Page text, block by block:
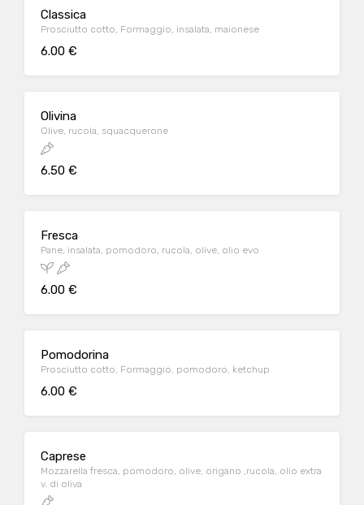
Classica
Prosciutto cotto, Formaggio, insalata, maionese
6.00 €
Olivina
Olive, rucola, squacquerone
6.50 €
Fresca
Pane, insalata, pomodoro, rucola, olive, olio evo
6.00 €
Pomodorina
Prosciutto cotto, Formaggio, pomodoro, ketchup
6.00 €
Caprese
Mozzarella fresca, pomodoro, olive, origano ,rucola, olio extra
v. di oliva